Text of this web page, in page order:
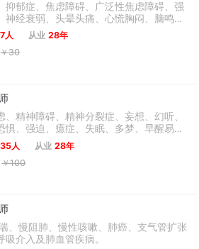
抑郁症、焦虑障碍、广泛性焦虑障碍、强
神经衰弱、头晕头痛、心慌胸闷、脑鸣耳
、植物神经紊乱、神经官能症、进食障
相情感障碍、精神分裂症、妄想症、器质
相关障碍等心理卫生各阶段问题的处置及
。
人 从业 28年
￥30
、精神障碍、精神分裂症、妄想、幻听、
惧、强迫、癔症、失眠、多梦、早醒易
头昏、耳鸣、脑鸣、胸闷、心慌、气短、
更年期综合征、神经官能症、植物神经紊
体形式障碍、癫痫、帕金森病、认知障
人 从业 28年
￥100
、慢阻肺、慢性咳嗽、肺癌、支气管扩张
吸介入及肺血管疾病。